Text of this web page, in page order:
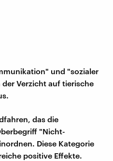
und "sozialer
Verzicht auf tierische
das die
"Nicht-
Diese Kategorie
positive Effekte.